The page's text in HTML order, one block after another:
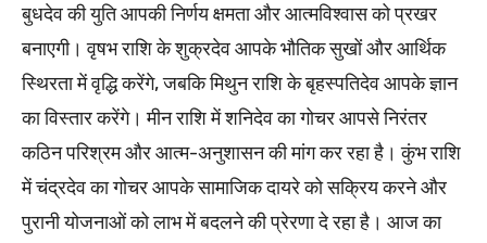
बुधदेव की युति आपकी निर्णय क्षमता और आत्मविश्वास को प्रखर
बनाएगी। वृषभ राशि के शुक्रदेव आपके भौतिक सुखों और आर्थिक
स्थिरता में वृद्धि करेंगे, जबकि मिथुन राशि के बृहस्पतिदेव आपके ज्ञान
का विस्तार करेंगे। मीन राशि में शनिदेव का गोचर आपसे निरंतर
कठिन परिश्रम और आत्म-अनुशासन की मांग कर रहा है। कुंभ राशि
में चंद्रदेव का गोचर आपके सामाजिक दायरे को सक्रिय करने और
पुरानी योजनाओं को लाभ में बदलने की प्रेरणा दे रहा है। आज का